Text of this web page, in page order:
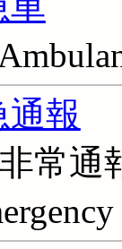
通報
常通